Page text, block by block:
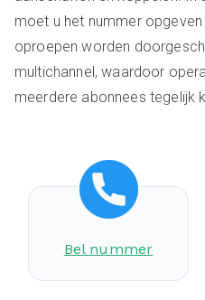
moet u het nummer
oproepen worden
multichannel, waardoor
meerdere abonnees tegelijk
Bel nummer